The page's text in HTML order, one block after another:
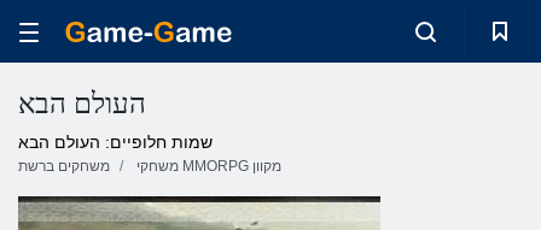
העולם הבא
שמות חלופיים: העולם הבא
משחקים ברשת משחקי MMORPG מקוון